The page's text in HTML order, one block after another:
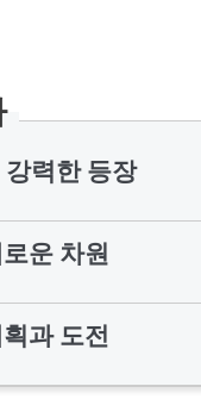
력한 등장
운 차원
과 도전